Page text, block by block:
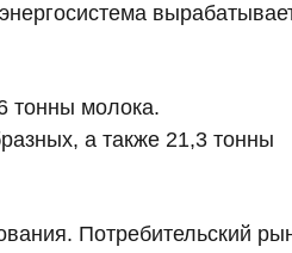
тонны молока.
, а также 21,3 тонны
Потребительский